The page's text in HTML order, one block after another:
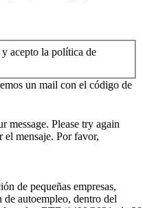
acepto la política de
un mail con el código de
message. Please try again
el mensaje. Por favor,
de pequeñas empresas,
de autoempleo, dentro del